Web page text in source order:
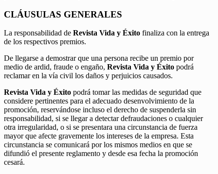
CLÁUSULAS GENERALES
La responsabilidad de Revista Vida y Éxito finaliza con la entrega
de los respectivos premios.
De llegarse a demostrar que una persona recibe un premio por
medio de ardid, fraude o engaño, Revista Vida y Éxito podrá
reclamar en la vía civil los daños y perjuicios causados.
Revista Vida y Éxito podrá tomar las medidas de seguridad que
considere pertinentes para el adecuado desenvolvimiento de la
promoción, reservándose incluso el derecho de suspenderla sin
responsabilidad, si se llegar a detectar defraudaciones o cualquier
otra irregularidad, o si se presentara una circunstancia de fuerza
mayor que afecte gravemente los intereses de la empresa. Esta
circunstancia se comunicará por los mismos medios en que se
difundió el presente reglamento y desde esa fecha la promoción
cesará.